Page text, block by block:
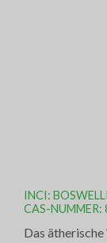
INCI:
CAS-
Das